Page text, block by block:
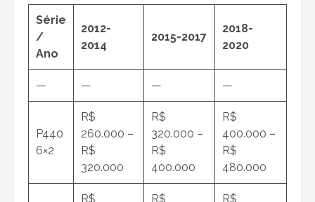
Série
/
Ano
2012-
2014
2015-2017
2018-
2020
— — — —
P440
6×2
R$
260.000 –
R$
320.000
R$
320.000 –
R$
400.000
R$
400.000 –
R$
480.000
R$
R$
R$